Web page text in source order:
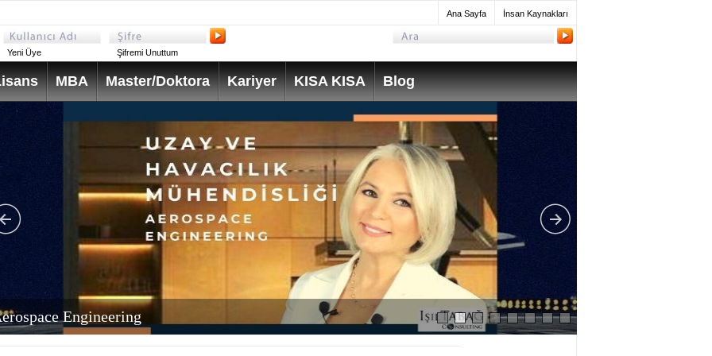
Ana Sayfa İnsan Kaynakları
Yeni Üye Şifremi Unuttum
MBA Master/Doktora Kariyer KISA KISA Blog
Engineering